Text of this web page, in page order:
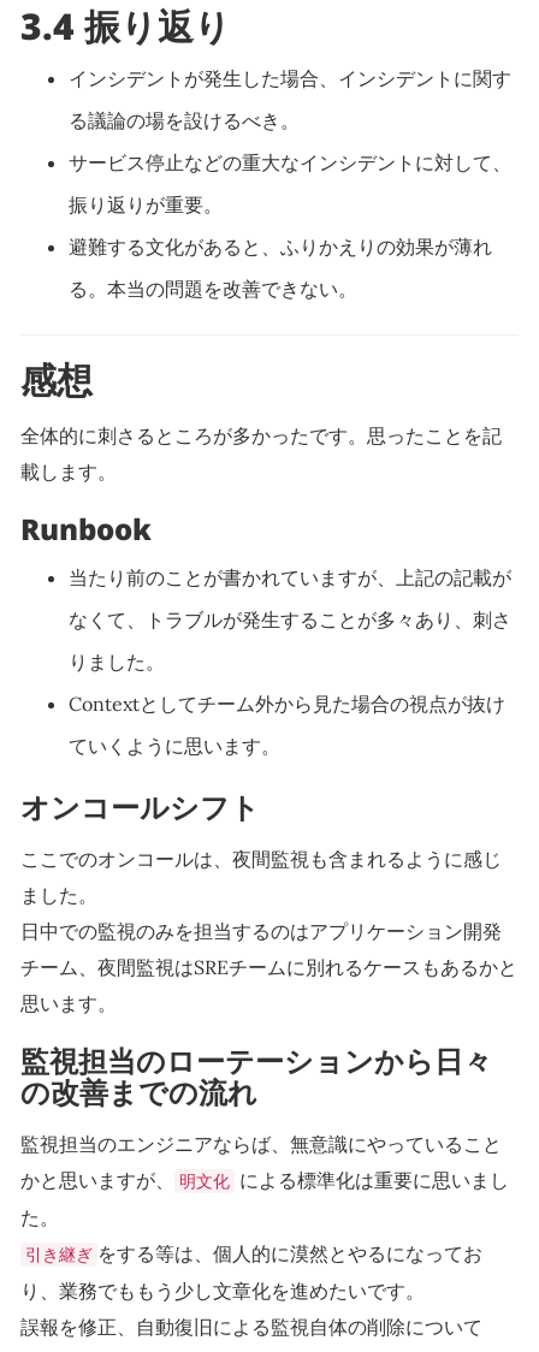
3.4 振り返り
インシデントが発生した場合、インシデントに関す
る議論の場を設けるべき。
サービス停止などの重大なインシデントに対して、
振り返りが重要。
避難する文化があると、ふりかえりの効果が薄れ
る。本当の問題を改善できない。
感想
全体的に刺さるところが多かったです。思ったことを記
載します。
Runbook
当たり前のことが書かれていますが、上記の記載が
なくて、トラブルが発生することが多々あり、刺さ
りました。
Contextとしてチーム外から見た場合の視点が抜け
ていくように思います。
オンコールシフト
ここでのオンコールは、夜間監視も含まれるように感じ
ました。
日中での監視のみを担当するのはアプリケーション開発
チーム、夜間監視はSREチームに別れるケースもあるかと
思います。
監視担当のローテーションから日々
の改善までの流れ
監視担当のエンジニアならば、無意識にやっていること
かと思いますが、
明文化 による標準化は重要に思いまし
た。
引き継ぎ をする等は、個人的に漠然とやるになってお
り、業務でももう少し文章化を進めたいです。
誤報を修正、自動復旧による監視自体の削除について